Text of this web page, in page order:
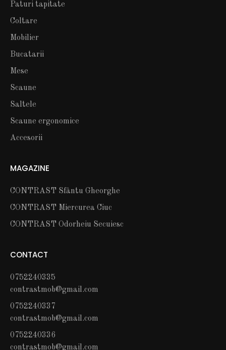
Paturi tapitate
Coltare
Mobilier
Bucatarii
Mese
Scaune
Saltele
Scaune ergonomice
Accesorii
MAGAZINE
CONTRAST Sfântu Gheorghe
CONTRAST Miercurea Ciuc
CONTRAST Odorheiu Secuiesc
CONTACT
0752240335
contrastmob@gmail.com
0752240337
contrastmob@gmail.com
0752240336
contrastmob@gmail.com